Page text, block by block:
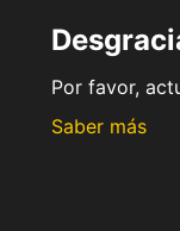
Por favor,
Saber más